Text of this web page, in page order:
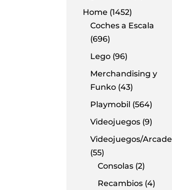
Home (1452)
Coches a Escala
(696)
Lego (96)
Merchandising y
Funko (43)
Playmobil (564)
Videojuegos (9)
Videojuegos/Arcade
(55)
Consolas (2)
Recambios (4)